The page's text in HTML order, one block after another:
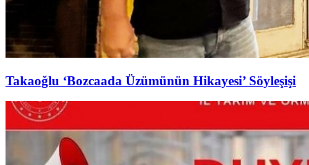
Takaoğlu ‘Bozcaada Üzümünün Hikayesi’ Söyleşişi